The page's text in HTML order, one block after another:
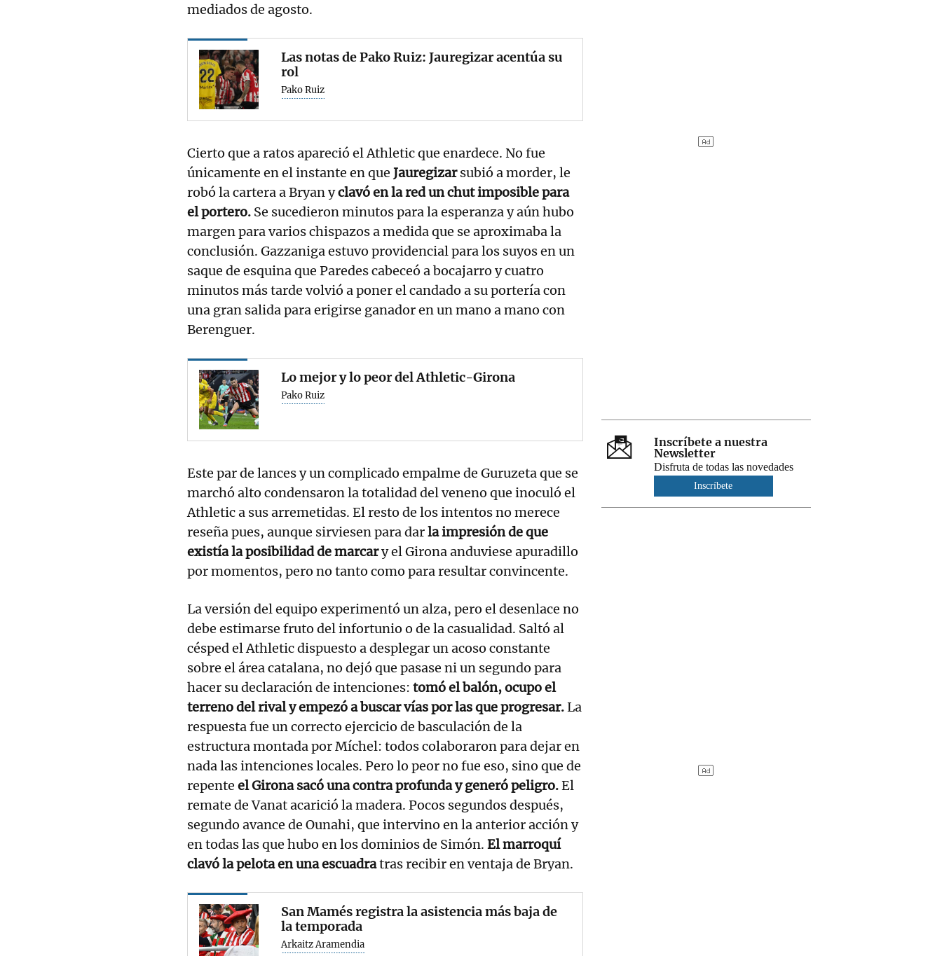
mediados de agosto.
Las notas de Pako Ruiz: Jauregizar acentúa su
rol
Pako Ruiz
Cierto que a ratos apareció el Athletic que enardece. No fue
únicamente en el instante en que Jauregizarsubió a morder, le
robó la cartera a Bryan yclavó en la red un chut imposible para
el portero. Se sucedieron minutos para la esperanza y aún hubo
margen para varios chispazos a medida que se aproximaba la
conclusión. Gazzaniga estuvo providencial para los suyos en un
saque de esquina que Paredes cabeceó a bocajarro y cuatro
minutos más tarde volvió a poner el candado a su portería con
una gran salida para erigirse ganador en un mano a mano con
Berenguer.
Lo mejor y lo peor del Athletic-Girona
Pako Ruiz
Este par de lances y un complicado empalme de Guruzeta que se
marchó alto condensaron la totalidad del veneno que inoculó el
Athletic a sus arremetidas. El resto de los intentos no merece
reseña pues, aunque sirviesen para darla impresión de que
existía la posibilidad de marcary el Girona anduviese apuradillo
por momentos, pero no tanto como para resultar convincente.
La versión del equipo experimentó un alza, pero el desenlace no
debe estimarse fruto del infortunio o de la casualidad. Saltó al
césped el Athletic dispuesto a desplegar un acoso constante
sobre el área catalana, no dejó que pasase ni un segundo para
hacer su declaración de intenciones: tomó el balón, ocupo el
terreno del rival y empezó a buscar vías por las que progresar.La
respuesta fue un correcto ejercicio de basculación de la
estructura montada por Míchel: todos colaboraron para dejar en
nada las intenciones locales. Pero lo peor no fue eso, sino que de
repente el Girona sacó una contra profunda y generó peligro.El
remate de Vanat acarició la madera. Pocos segundos después,
segundo avance de Ounahi, que intervino en la anterior acción y
en todas las que hubo en los dominios de Simón. El marroquí
clavó la pelota en una escuadratras recibir en ventaja de Bryan.
San Mamés registra la asistencia más baja de
la temporada
Arkaitz Aramendia
Inscríbete a nuestra
Newsletter
Disfruta de todas las novedades
Inscríbete